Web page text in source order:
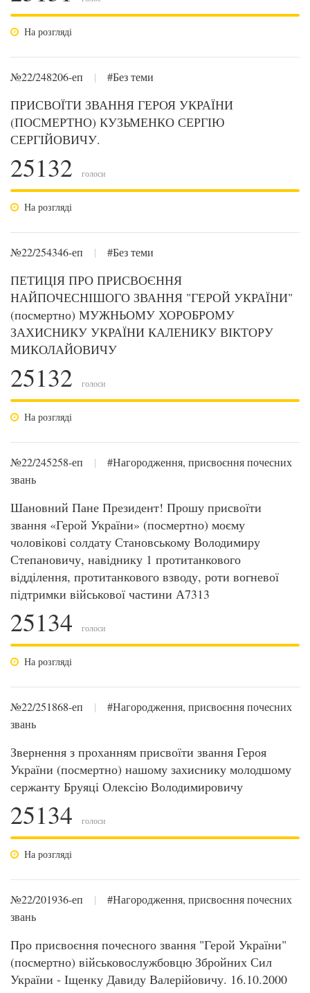
На розгляді
№22/248206-еп | #Без теми
ПРИСВОЇТИ ЗВАННЯ ГЕРОЯ УКРАЇНИ
(ПОСМЕРТНО) КУЗЬМЕНКО СЕРГІЮ
СЕРГІЙОВИЧУ.
25132 голоси
На розгляді
№22/254346-еп | #Без теми
ПЕТИЦІЯ ПРО ПРИСВОЄННЯ
НАЙПОЧЕСНІШОГО ЗВАННЯ "ГЕРОЙ УКРАЇНИ"
(посмертно) МУЖНЬОМУ ХОРОБРОМУ
ЗАХИСНИКУ УКРАЇНИ КАЛЕНИКУ ВІКТОРУ
МИКОЛАЙОВИЧУ
25132 голоси
На розгляді
№22/245258-еп |
#Нагородження, присвоєння почесних
звань
Шановний Пане Президент! Прошу присвоїти
звання «Герой України» (посмертно) моєму
чоловікові солдату Становському Володимиру
Степановичу, навіднику 1 протитанкового
відділення, протитанкового взводу, роти вогневої
підтримки військової частини А7313
25134 голоси
На розгляді
№22/251868-еп |
#Нагородження, присвоєння почесних
звань
Звернення з проханням присвоїти звання Героя
України (посмертно) нашому захиснику молодшому
сержанту Бруяці Олексію Володимировичу
25134 голоси
На розгляді
№22/201936-еп |
#Нагородження, присвоєння почесних
звань
Про присвоєння почесного звання "Герой України"
(посмертно) військовослужбовцю Збройних Сил
України - Іщенку Давиду Валерійовичу. 16.10.2000